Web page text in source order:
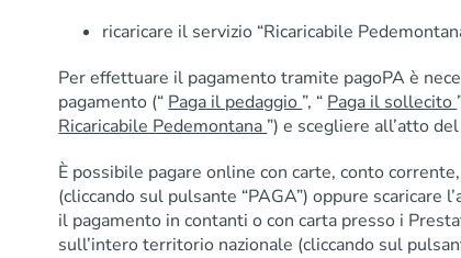
ricaricare il servizio “Ricaricabile
Per effettuare il pagamento tramite pagoPA è
pagamento (“ Paga il pedaggio ”, “ Paga il sollecito
Ricaricabile Pedemontana ”) e scegliere all’atto
È possibile pagare online con carte, conto
(cliccando sul pulsante “PAGA”) oppure scaricare
il pagamento in contanti o con carta presso i
sull’intero territorio nazionale (cliccando sul